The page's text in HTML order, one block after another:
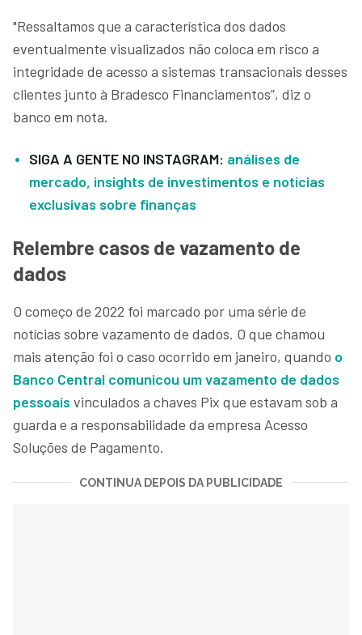
"Ressaltamos que a característica dos dados
eventualmente visualizados não coloca em risco a
integridade de acesso a sistemas transacionais desses
clientes junto à Bradesco Financiamentos”, diz o
banco em nota.
SIGA A GENTE NO INSTAGRAM: análises de
mercado, insights de investimentos e notícias
exclusivas sobre finanças
Relembre casos de vazamento de
dados
O começo de 2022 foi marcado por uma série de
notícias sobre vazamento de dados. O que chamou
mais atenção foi o caso ocorrido em janeiro, quando o
Banco Central comunicou um vazamento de dados
pessoais vinculados a chaves Pix que estavam sob a
guarda e a responsabilidade da empresa Acesso
Soluções de Pagamento.
CONTINUA DEPOIS DA PUBLICIDADE